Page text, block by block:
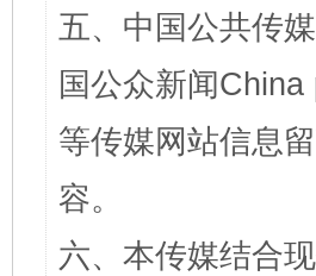
五、中国公共传
国公众新闻
等传媒网站信息
容。
六、本传媒结合